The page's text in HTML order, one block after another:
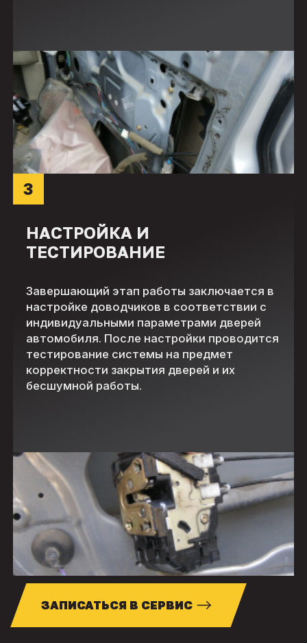
НАСТРОЙКА И
ТЕСТИРОВАНИЕ
Завершающий этап работы заключается в
настройке доводчиков в соответствии с
индивидуальными параметрами дверей
автомобиля. После настройки проводится
тестирование системы на предмет
корректности закрытия дверей и их
бесшумной работы.
3
ЗАПИСАТЬСЯ В СЕРВИС